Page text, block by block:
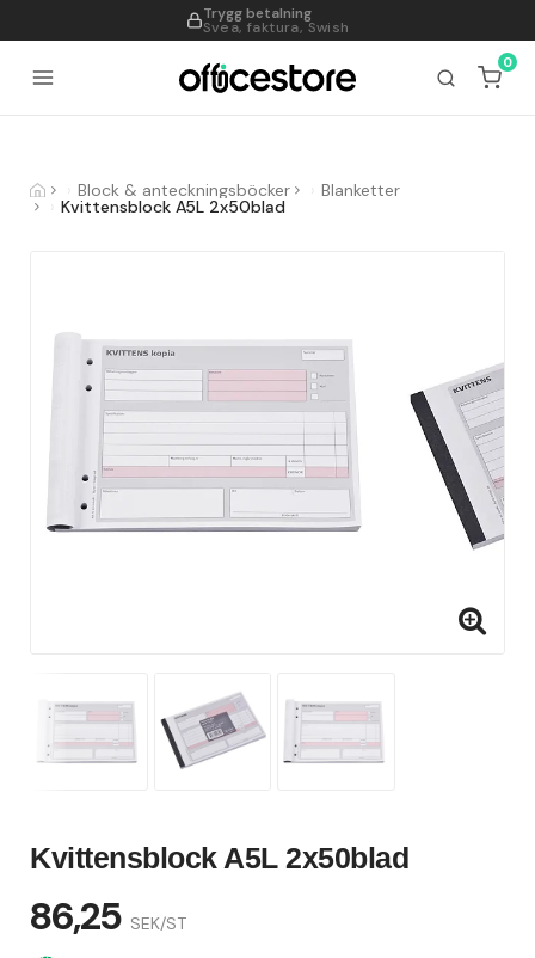
Trygg betalning
Svea, faktura, Swish
995
0
Block & anteckningsböcker Blanketter
Kvittensblock A5L 2x50blad
Kvittensblock A5L 2x50blad
86,25 SEK/ST